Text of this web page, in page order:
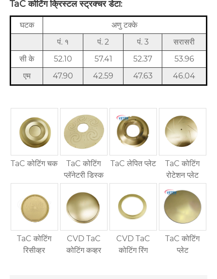
TaC कोटिंग क्रिस्टल स्ट्रक्चर डेटा:
घटक
अणु टक्के
पं. १
पं. 2 पं. 3
सरासरी
सी के
52.10 57.41 52.37
53.96
एम
47.90 42.59 47.63 46.04
TaC कोटिंग चक
TaC कोटिंग
प्लॅनेटरी डिस्क
TaC लेपित प्लेट
TaC कोटिंग
रोटेशन प्लेट
TaC कोटिंग
रिसीव्हर
CVD TaC
कोटिंग कव्हर
CVD TaC
कोटिंग रिंग
TaC कोटिंग
प्लेट